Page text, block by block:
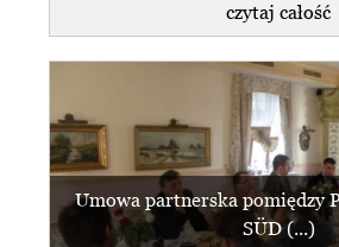
czytaj całość
Umowa partnerska pomiędzy
SÜD (...)